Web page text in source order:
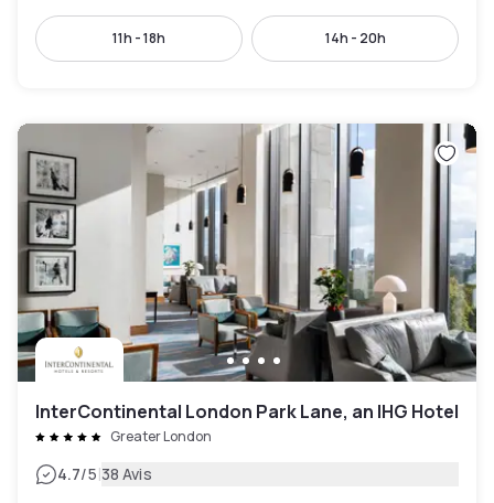
11h - 18h 14h - 20h
InterContinental London Park Lane, an IHG Hotel
Greater London
4.7/5|38 Avis